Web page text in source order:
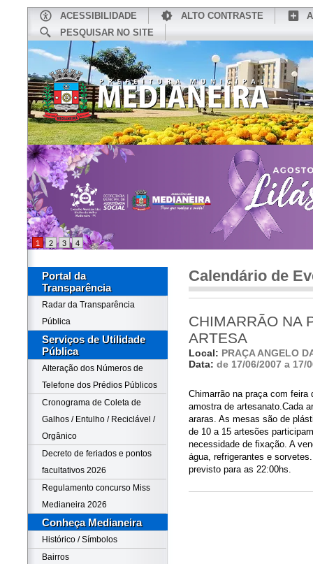
ACESSIBILIDADE ALTO CONTRASTE
PESQUISAR NO SITE
CONHEÇA MEDIANEIRA
1 2 3 4
Portal da
Transparência
Radar da Transparência
Pública
Serviços de Utilidade
Pública
Alteração dos Números de
Telefone dos Prédios Públicos
Cronograma de Coleta de
Galhos / Entulho / Reciclável /
Orgânico
Decreto de feriados e pontos
facultativos 2026
Regulamento concurso Miss
Medianeira 2026
Conheça Medianeira
Histórico / Símbolos
Bairros
Calendário de
CHIMARRÃO NA
ARTESA
Local: PRAÇA ANGELO
Data: de 17/06/2007 a 17/
Chimarrão na praça com
amostra de artesanato.Cada
araras. As mesas são de
de 10 a 15 artesões
necessidade de fixação. A
água, refrigerantes e
previsto para as 22:00hs.